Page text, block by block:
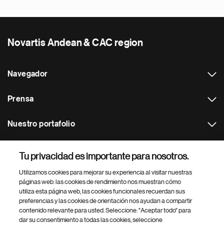
Novartis Andean & CAC region
Navegador
Prensa
Nuestro portafolio
Footer Site Search
Tu privacidad es importante para nosotros.
Utilizamos cookies para mejorar su experiencia al visitar nuestras
páginas web: las cookies de rendimiento nos muestran cómo
utiliza esta página web, las cookies funcionales recuerdan sus
preferencias y las cookies de orientación nos ayudan a compartir
contenido relevante para usted. Seleccione: "Aceptar todo" para
dar su consentimiento a todas las cookies, seleccione